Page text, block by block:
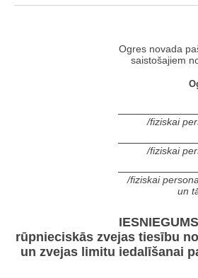
Ogres novada
saistošajiem
/fiziskai
/fiziskai
/fiziskai
un
IESNIEGUMS
rūpnieciskās zvejas tiesību
un zvejas limitu iedalīšanai